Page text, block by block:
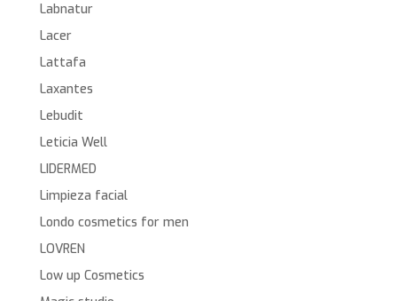
Labnatur
Lacer
Lattafa
Laxantes
Lebudit
Leticia Well
LIDERMED
Limpieza facial
Londo cosmetics for men
LOVREN
Low up Cosmetics